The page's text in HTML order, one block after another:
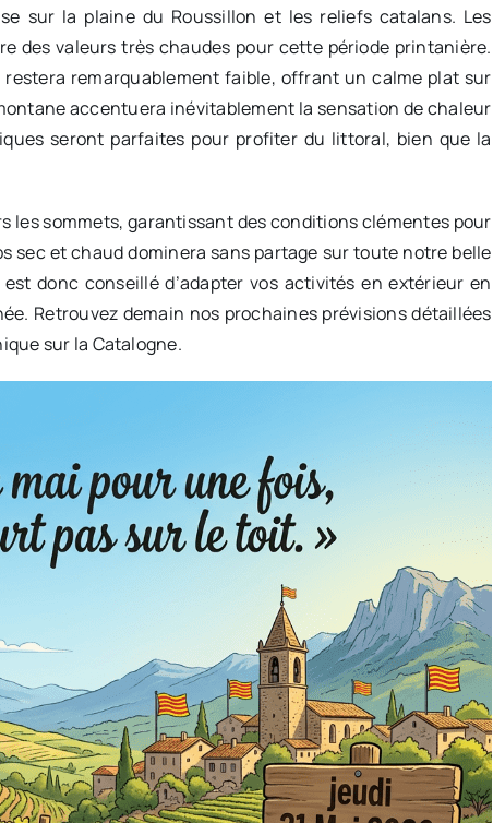
sur la plaine du Roussillon et les reliefs catalans. Les
des valeurs très chaudes pour cette période printanière.
remarquablement faible, offrant un calme plat sur
accentuera inévitablement la sensation de chaleur
seront parfaites pour profiter du littoral, bien que la
les sommets, garantissant des conditions clémentes pour
sec et chaud dominera sans partage sur toute notre belle
donc conseillé d’adapter vos activités en extérieur en
Retrouvez demain nos prochaines prévisions détaillées
sur la Catalogne.